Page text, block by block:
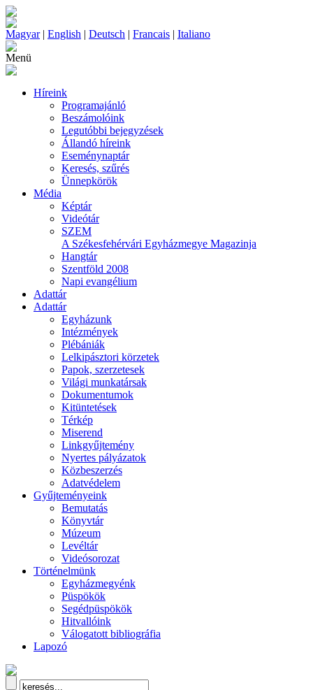
Magyar| English | Deutsch | Francais | Italiano
Menü
Híreink
Programajánló
Beszámolóink
Legutóbbi bejegyzések
Állandó híreink
Eseménynaptár
Keresés, szűrés
Ünnepkörök
Média
Képtár
Videótár
SZEM
A Székesfehérvári Egyházmegye Magazinja
Hangtár
Szentföld 2008
Napi evangélium
Adattár
Adattár
Egyházunk
Intézmények
Plébániák
Lelkipásztori körzetek
Papok, szerzetesek
Világi munkatársak
Dokumentumok
Kitüntetések
Térkép
Miserend
Linkgyűjtemény
Nyertes pályázatok
Közbeszerzés
Adatvédelem
Gyűjteményeink
Bemutatás
Könyvtár
Múzeum
Levéltár
Videósorozat
Történelmünk
Egyházmegyénk
Püspökök
Segédpüspökök
Hitvallóink
Válogatott bibliográfia
Lapozó